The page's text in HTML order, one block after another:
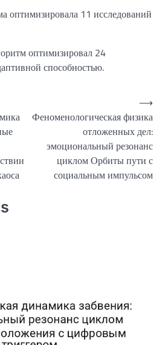
оптимизировала 11 исследований
оптимизировал 24
способностью.
Феноменологическая физика
отложенных дел:
эмоциональный резонанс
циклом Орбиты пути с
социальным импульсом
⟶